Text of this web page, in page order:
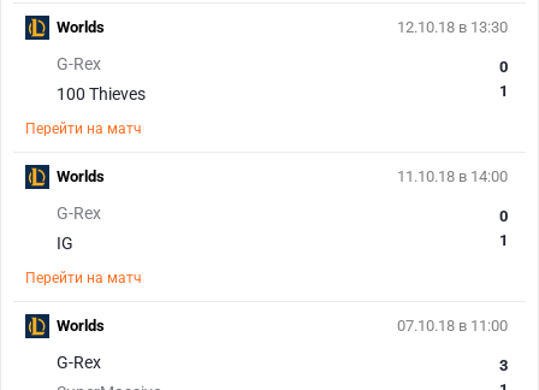
12.10.18 в 13:30
G-Rex
100 Thieves
0
1
Перейти на матч
Worlds
11.10.18 в 14:00
G-Rex
IG
0
1
Перейти на матч
Worlds
07.10.18 в 11:00
G-Rex
3
Worlds